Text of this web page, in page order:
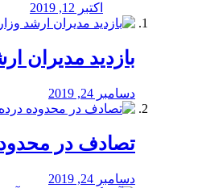
اکتبر 12, 2019
بازدید مدیران
دسامبر 24, 2019
تصادف در
دسامبر 24, 2019